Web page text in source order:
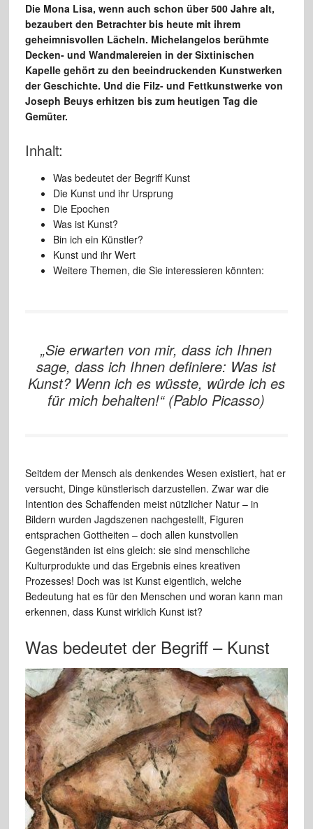
Die Mona Lisa, wenn auch schon über 500 Jahre alt,
bezaubert den Betrachter bis heute mit ihrem
geheimnisvollen Lächeln. Michelangelos berühmte
Decken- und Wandmalereien in der Sixtinischen
Kapelle gehört zu den beeindruckenden Kunstwerken
der Geschichte. Und die Filz- und Fettkunstwerke von
Joseph Beuys erhitzen bis zum heutigen Tag die
Gemüter.
Inhalt:
Was bedeutet der Begriff Kunst
Die Kunst und ihr Ursprung
Die Epochen
Was ist Kunst?
Bin ich ein Künstler?
Kunst und ihr Wert
Weitere Themen, die Sie interessieren könnten:
„Sie erwarten von mir, dass ich Ihnen
sage, dass ich Ihnen definiere: Was ist
Kunst? Wenn ich es wüsste, würde ich es
für mich behalten!“ (Pablo Picasso)
Seitdem der Mensch als denkendes Wesen existiert, hat er
versucht, Dinge künstlerisch darzustellen. Zwar war die
Intention des Schaffenden meist nützlicher Natur – in
Bildern wurden Jagdszenen nachgestellt, Figuren
entsprachen Gottheiten – doch allen kunstvollen
Gegenständen ist eins gleich: sie sind menschliche
Kulturprodukte und das Ergebnis eines kreativen
Prozesses! Doch was ist Kunst eigentlich, welche
Bedeutung hat es für den Menschen und woran kann man
erkennen, dass Kunst wirklich Kunst ist?
Was bedeutet der Begriff – Kunst